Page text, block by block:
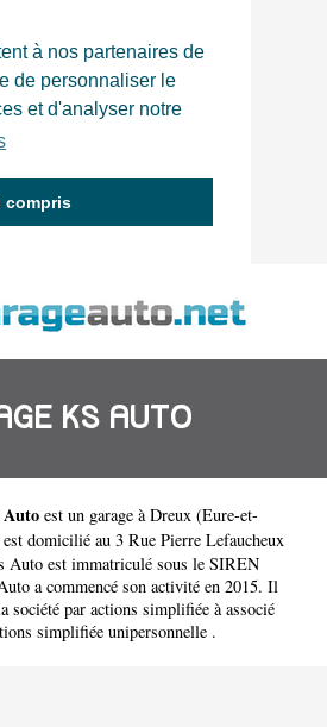
à nos partenaires de
de personnaliser le
et d'analyser notre
compris
KS AUTO
Auto est un garage à Dreux (Eure-et-
est domicilié au 3 Rue Pierre Lefaucheux
Auto est immatriculé sous le SIREN
a commencé son activité en 2015. Il
société par actions simplifiée à associé
simplifiée unipersonnelle .